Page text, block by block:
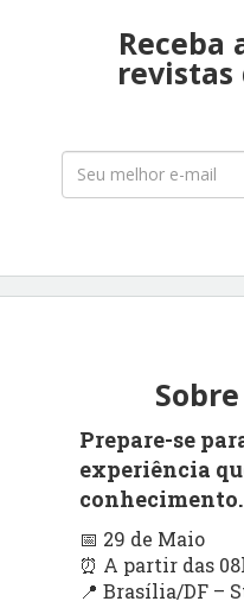
Receba
revistas
Prepare-se
experiência
conhecimento.
📅 29 de Maio
⏰ A partir das
📍 Brasília/DF –